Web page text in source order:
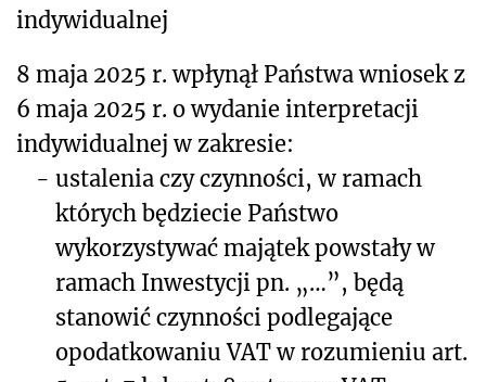
indywidualnej
8 maja 2025 r. wpłynął Państwa wniosek z
6 maja 2025 r. o wydanie interpretacji
indywidualnej w zakresie:
- ustalenia czy czynności, w ramach
których będziecie Państwo
wykorzystywać majątek powstały w
ramach Inwestycji pn. „…”, będą
stanowić czynności podlegające
opodatkowaniu VAT w rozumieniu art.